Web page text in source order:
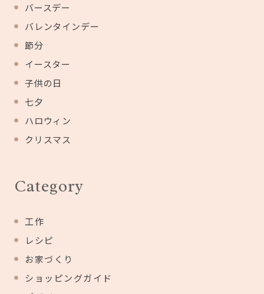
バースデー
バレンタインデー
節分
イースター
子供の日
七夕
ハロウィン
クリスマス
Category
工作
レシピ
お家づくり
ショッピングガイド